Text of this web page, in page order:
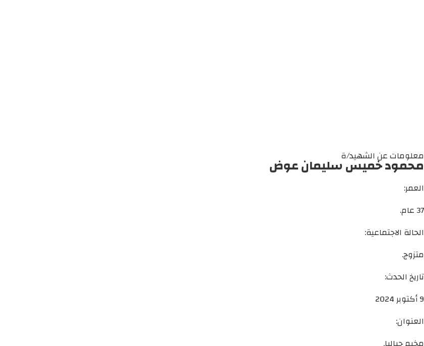
معلومات عن الشهيد/ة
محمود خميس سليمان عوض
العمر:
37 عام.
الحالة الاجتماعية:
متزوج.
تاريخ الحدث:
9 أكتوبر 2024
العنوان: